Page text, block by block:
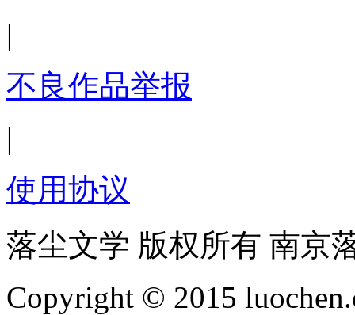
|
不良作品举报
|
使用协议
落尘文学 版权所有 南京
Copyright © 2015